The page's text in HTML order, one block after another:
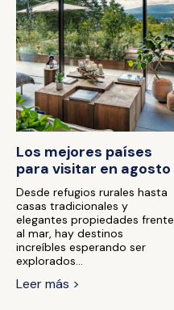
Los mejores países
para visitar en agosto
Desde refugios rurales hasta
casas tradicionales y
elegantes propiedades frente
al mar, hay destinos
increíbles esperando ser
explorados...
Leer más >